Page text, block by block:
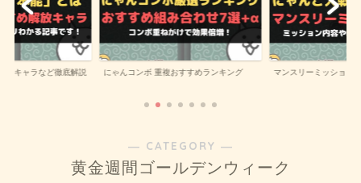
放キャラなど徹底解説 にゃんコンボ 重複おすすめランキング マンスリーミッション
― CATEGORY ―
黄金週間ゴールデンウィーク